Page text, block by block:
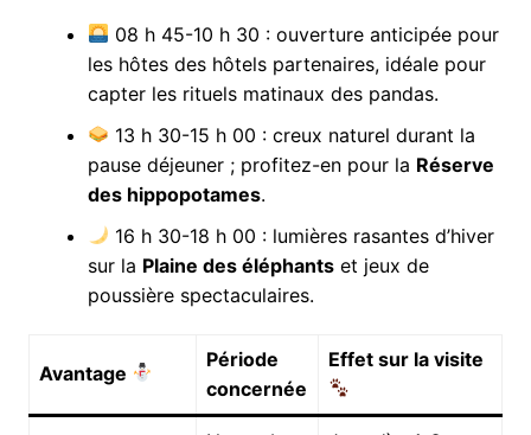
08 h 45-10 h 30 : ouverture anticipée pour
les hôtes des hôtels partenaires, idéale pour
capter les rituels matinaux des pandas.
13 h 30-15 h 00 : creux naturel durant la
pause déjeuner ; profitez-en pour la Réserve
des hippopotames.
16 h 30-18 h 00 : lumières rasantes d’hiver
sur la Plaine des éléphantset jeux de
poussière spectaculaires.
Avantage
Période
concernée
Effet sur la visite